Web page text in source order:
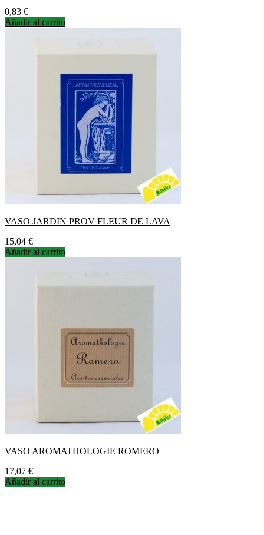
Precio
0,83 €
Añadir al carrito
VASO JARDIN PROV FLEUR DE LAVA
Precio
15,04 €
Añadir al carrito
VASO AROMATHOLOGIE ROMERO
Precio
17,07 €
Añadir al carrito